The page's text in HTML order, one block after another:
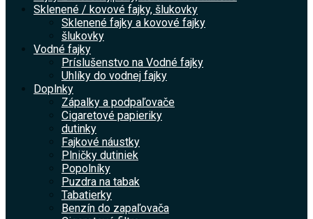
Sklenené / kovové fajky, šlukovky
Sklenené fajky a kovové fajky
šlukovky
Vodné fajky
Príslušenstvo na Vodné fajky
Uhlíky do vodnej fajky
Doplnky
Zápalky a podpaľovače
Cigaretové papieriky
dutinky
Fajkové náustky
Plničky dutiniek
Popolníky
Puzdra na tabak
Tabatierky
Benzín do zapaľovača